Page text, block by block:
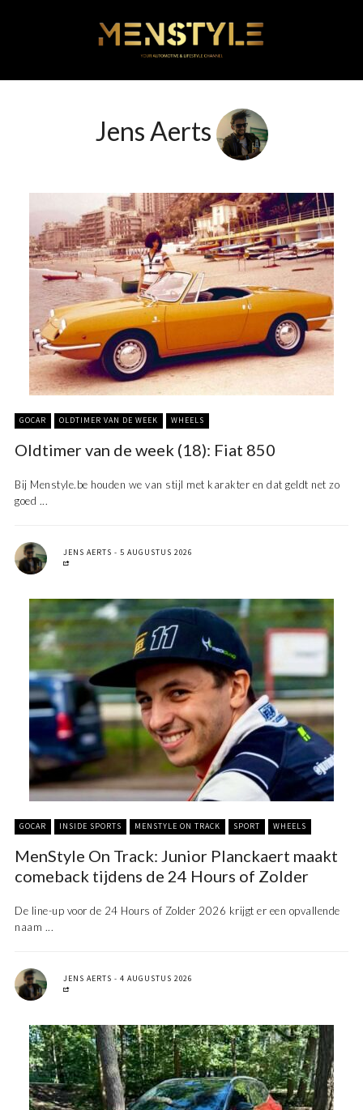
Jens Aerts
GOCAR OLDTIMER VAN DE WEEK WHEELS
Oldtimer van de week (18): Fiat 850
Bij Menstyle.be houden we van stijl met karakter en dat geldt net zo
goed ...
JENS AERTS 5 AUGUSTUS 2026
GOCAR INSIDE SPORTS MENSTYLE ON TRACK SPORT WHEELS
MenStyle On Track: Junior Planckaert maakt
comeback tijdens de 24 Hours of Zolder
De line-up voor de 24 Hours of Zolder 2026 krijgt er een opvallende
naam ...
JENS AERTS 4 AUGUSTUS 2026